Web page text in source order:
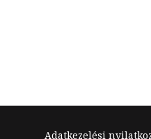
Adatkezelési